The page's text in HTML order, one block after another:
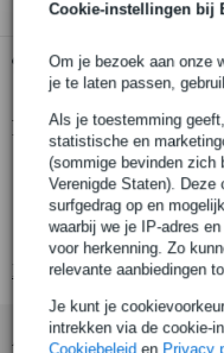
Cookie-instellingen bij
Om je bezoek aan onze
je te laten passen,
Als je toestemming
statistische en
(sommige bevinden zich
Verenigde Staten).
surfgedrag op en
waarbij we je IP-adres
voor herkenning. Zo
relevante aanbiedingen
Je kunt je
intrekken via de cookie-
Cookiebeleid en Privacy
Gratis ophalen in de
Productinformatie
voeding: 230 V AC, 50
energieverbruik: 4600 W
uitgangsstroom: max. 20
Bekijk alle
Accessoires (7)